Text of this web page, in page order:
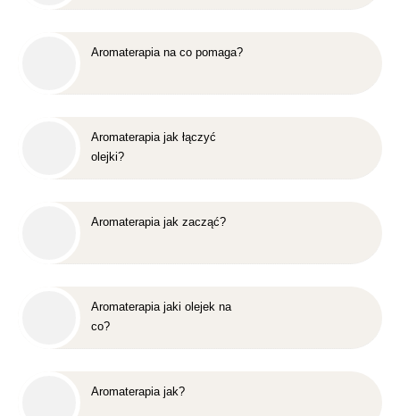
Aromaterapia na co pomaga?
Aromaterapia jak łączyć
olejki?
Aromaterapia jak zacząć?
Aromaterapia jaki olejek na
co?
Aromaterapia jak?